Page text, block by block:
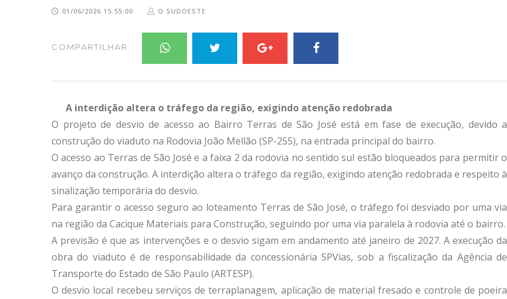
01/06/2026 15:55:00 O SUDOESTE
COMPARTILHAR:
A interdição altera o tráfego da região, exigindo atenção redobrada
O projeto de desvio de acesso ao Bairro Terras de São José está em fase de execução, devido a
construção do viaduto na Rodovia João Mellão (SP-255), na entrada principal do bairro.
O acesso ao Terras de São José e a faixa 2 da rodovia no sentido sul estão bloqueados para permitir o
avanço da construção. A interdição altera o tráfego da região, exigindo atenção redobrada e respeito à
sinalização temporária do desvio.
Para garantir o acesso seguro ao loteamento Terras de São José, o tráfego foi desviado por uma via
na região da Cacique Materiais para Construção, seguindo por uma via paralela à rodovia até o bairro.
A previsão é que as intervenções e o desvio sigam em andamento até janeiro de 2027. A execução da
obra do viaduto é de responsabilidade da concessionária SPVias, sob a fiscalização da Agência de
Transporte do Estado de São Paulo (ARTESP).
O desvio local recebeu serviços de terraplanagem, aplicação de material fresado e controle de poeira